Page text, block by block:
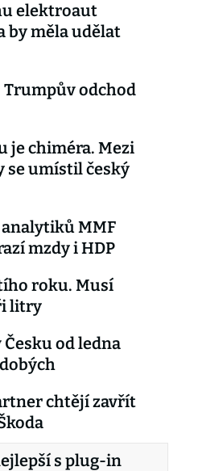
elektroaut
by měla udělat
odchod
je chiméra. Mezi
se umístil český
MMF
mzdy i HDP
roku. Musí
litry
od ledna
chtějí zavřít
s plug-in